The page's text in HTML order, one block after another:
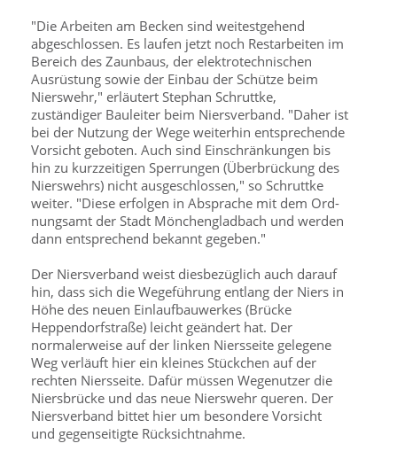
"Die Arbeiten am Becken sind weitestgehend
abgeschlossen. Es laufen jetzt noch Restarbeiten im
Bereich des Zaunbaus, der elekt­rotechnischen
Ausrüstung sowie der Ein­bau der Schütze beim
Nierswehr," erläutert Stephan Schruttke,
zuständiger Bauleiter beim Niersverband. "Daher ist
bei der Nutzung der Wege weiterhin ent­sprechende
Vorsicht geboten. Auch sind Einschränkungen bis
hin zu kurzzeitigen Sperrungen (Überbrückung des
Nierswehrs) nicht aus­geschlossen," so Schruttke
weiter. "Diese erfolgen in Absprache mit dem Ord­
nungsamt der Stadt Mönchengladbach und werden
dann ent­sprechend bekannt gegeben."
Der Niersverband weist diesbezüglich auch darauf
hin, dass sich die Wegeführung entlang der Niers in
Höhe des neuen Einlaufbauwerkes (Brücke
Heppendorfstraße) leicht geändert hat. Der
normalerweise auf der linken Niersseite gelegene
Weg verläuft hier ein kleines Stückchen auf der
rechten Niersseite. Dafür müssen Wegenutzer die
Niersbrücke und das neue Nierswehr queren. Der
Niersverband bittet hier um besondere Vorsicht
und gegenseitigte Rücksichtnahme.